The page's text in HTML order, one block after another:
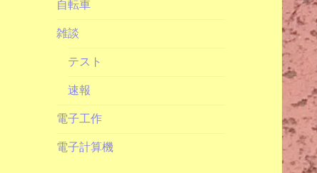
自転車
雑談
テスト
速報
電子工作
電子計算機